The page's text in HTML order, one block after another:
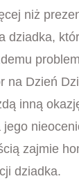
niż
dziadka,
na Dzień
inną
zajmie
dziadka.